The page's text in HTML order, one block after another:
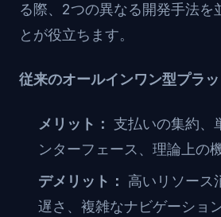
る際、2つの異なる開発手法を
とが役立ちます。
従来のオールインワン型プラッ
メリット： 支払いの集約、
ンターフェース、理論上の
デメリット：
高いリソース
遅さ、複雑なナビゲーショ